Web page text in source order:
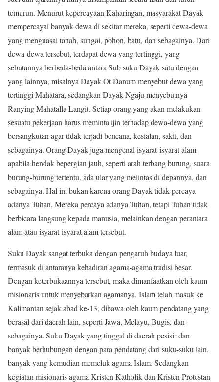
temurun. Menurut kepercayaan Kaharingan, masyarakat Dayak
mempercayai banyak dewa di sekitar mereka, seperti dewa-dewa
yang menguasai tanah, sungai, pohon, batu, dan sebagainya. Dari
dewa-dewa tersebut, terdapat dewa yang tertinggi, yang
sebutannya berbeda-beda antara Sub suku Dayak satu dengan
yang lainnya, misalnya Dayak Ot Danum menyebut dewa yang
tertinggi Mahatara, sedangkan Dayak Ngaju menyebutnya
Ranying Mahatalla Langit. Setiap orang yang akan melakukan
sesuatu pekerjaan harus meminta ijin terhadap dewa-dewa yang
bersangkutan agar tidak terjadi bencana, kesialan, sakit, dan
sebagainya. Orang Dayak juga mengenal isyarat-isyarat alam
apabila hendak bepergian jauh, seperti arah terbang burung, suara
burung-burung tertentu, ada ular yang melintas di depannya, dan
sebagainya. Hal ini bukan karena orang Dayak tidak percaya
adanya Tuhan. Mereka percaya adanya Tuhan, tetapi Tuhan tidak
berbicara langsung kepada manusia, melainkan dengan perantara
alam atau isyarat-isyarat alam tersebut.
Suku Dayak sangat terbuka dengan pengaruh budaya luar,
termasuk di antaranya kehadiran agama-agama tradisi besar.
Dengan keterbukaannya tersebut, maka dimanfaatkan oleh kaum
misionaris untuk menyebarkan agamanya. Islam telah masuk ke
Kalimantan sejak abad ke-13, dibawa oleh kaum pendatang yang
berasal dari daerah lain, seperti Jawa, Melayu, Bugis, dan
sebagainya. Suku Dayak yang tinggal di daerah pesisir dan
banyak berhubungan dengan para pendatang dari suku-suku lain,
banyak yang kemudian memeluk agama Islam. Sedangkan
kegiatan misionaris agama Kristen Katholik dan Kristen Protestan